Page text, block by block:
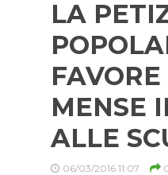
LA
MENSE
ALLE
06/03/2016 11:07